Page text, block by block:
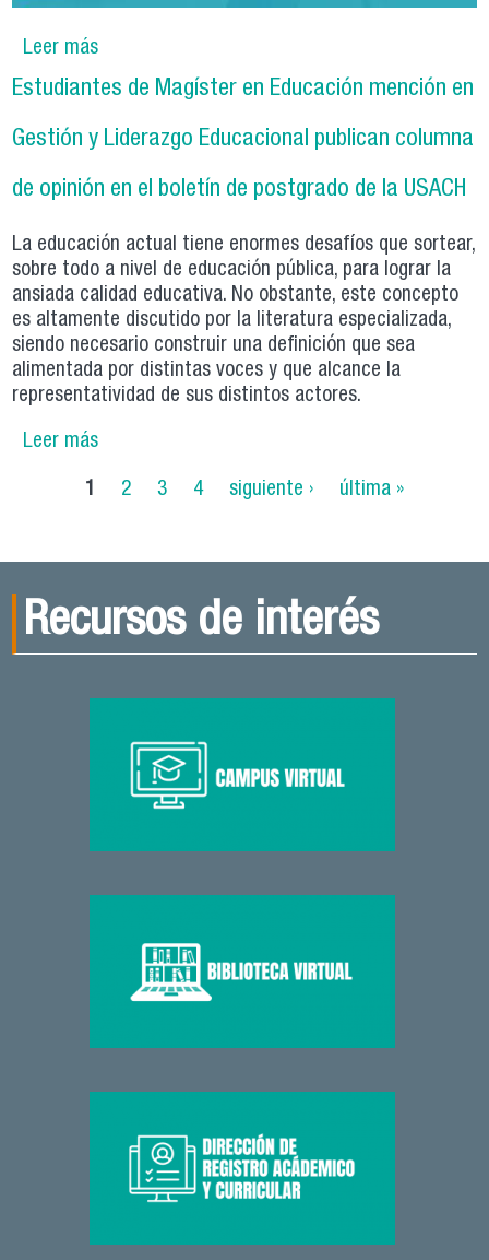
Leer mássobre Boletín Bimestral | mayo - junio 2024
Estudiantes de Magíster en Educación mención en
Gestión y Liderazgo Educacional publican columna
de opinión en el boletín de postgrado de la USACH
La educación actual tiene enormes desafíos que sortear,
sobre todo a nivel de educación pública, para lograr la
ansiada calidad educativa. No obstante, este concepto
es altamente discutido por la literatura especializada,
siendo necesario construir una definición que sea
alimentada por distintas voces y que alcance la
representatividad de sus distintos actores.
Leer mássobre Estudiantes de Magíster en Educación
publican columna de opinión en el boletín de
Páginas
1 2 3 4 siguiente › última »
Recursos de interés